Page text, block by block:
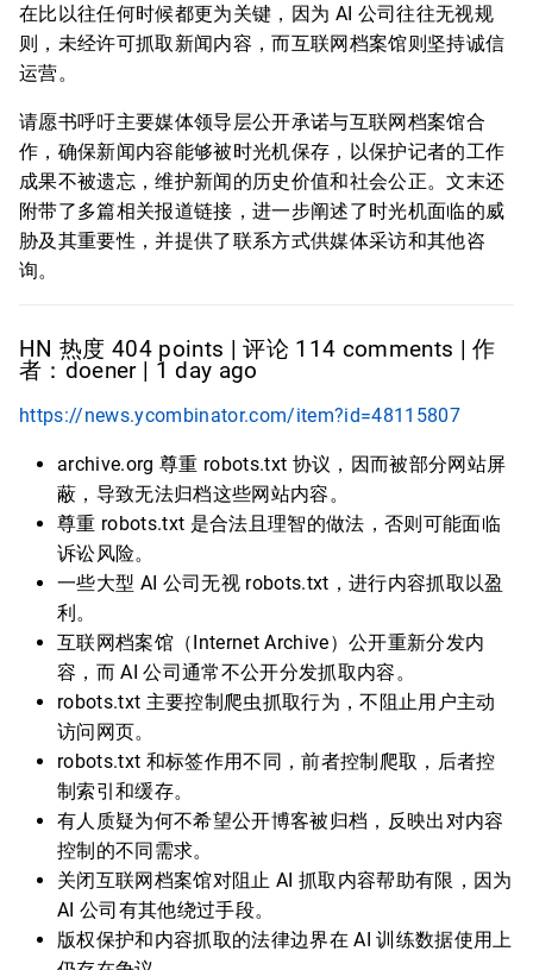
在比以往任何时候都更为关键，因为 AI 公司往往无视规
则，未经许可抓取新闻内容，而互联网档案馆则坚持诚信
运营。
请愿书呼吁主要媒体领导层公开承诺与互联网档案馆合
作，确保新闻内容能够被时光机保存，以保护记者的工作
成果不被遗忘，维护新闻的历史价值和社会公正。文末还
附带了多篇相关报道链接，进一步阐述了时光机面临的威
胁及其重要性，并提供了联系方式供媒体采访和其他咨
询。
HN 热度 404 points | 评论 114 comments | 作
者：doener | 1 day ago
https://news.ycombinator.com/item?id=48115807
archive.org 尊重 robots.txt 协议，因而被部分网站屏
蔽，导致无法归档这些网站内容。
尊重 robots.txt 是合法且理智的做法，否则可能面临
诉讼风险。
一些大型 AI 公司无视 robots.txt，进行内容抓取以盈
利。
互联网档案馆（Internet Archive）公开重新分发内
容，而 AI 公司通常不公开分发抓取内容。
robots.txt 主要控制爬虫抓取行为，不阻止用户主动
访问网页。
robots.txt 和标签作用不同，前者控制爬取，后者控
制索引和缓存。
有人质疑为何不希望公开博客被归档，反映出对内容
控制的不同需求。
关闭互联网档案馆对阻止 AI 抓取内容帮助有限，因为
AI 公司有其他绕过手段。
版权保护和内容抓取的法律边界在 AI 训练数据使用上